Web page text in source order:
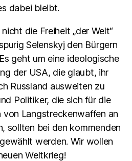
dabei bleibt.
die Freiheit „der Welt“
Selenskyj den Bürgern
geht um eine ideologische
der USA, die glaubt, ihr
Russland ausweiten zu
Politiker, die sich für die
Langstreckenwaffen an
sollten bei den kommenden
werden. Wir wollen
Weltkrieg!